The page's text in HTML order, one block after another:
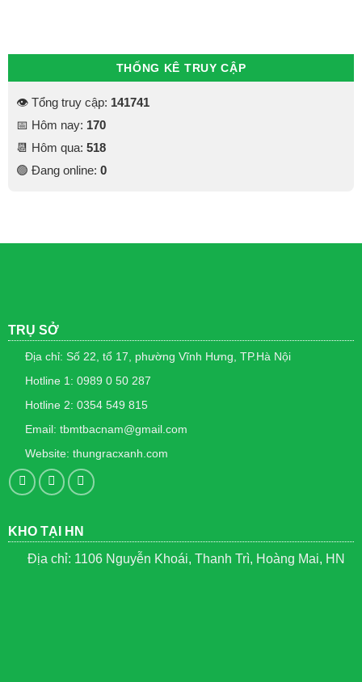
THỐNG KÊ TRUY CẬP
👁 Tổng truy cập: 141741
📅 Hôm nay: 170
📆 Hôm qua: 518
🟢 Đang online: 0
TRỤ SỞ
Địa chỉ: Số 22, tổ 17, phường Vĩnh Hưng, TP.Hà Nội
Hotline 1: 0989 0 50 287
Hotline 2: 0354 549 815
Email: tbmtbacnam@gmail.com
Website: thungracxanh.com
KHO TẠI HN
Địa chỉ: 1106 Nguyễn Khoái, Thanh Trì, Hoàng Mai, HN